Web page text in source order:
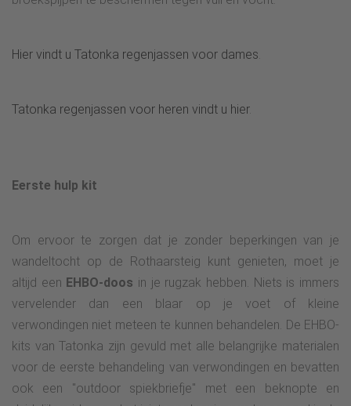
Hier vindt u Tatonka regenjassen voor dames
Tatonka regenjassen voor heren vindt u hier.
Eerste hulp kit
Om ervoor te zorgen dat je zonder beperkingen van je
wandeltocht op de Rothaarsteig kunt genieten, moet je
altijd een EHBO-doos in je rugzak hebben. Niets is immers
vervelender dan een blaar op je voet of kleine
verwondingen niet meteen te kunnen behandelen. De EHBO-
kits van Tatonka zijn gevuld met alle belangrijke materialen
voor de eerste behandeling van verwondingen en bevatten
ook een "outdoor spiekbriefje" met een beknopte en